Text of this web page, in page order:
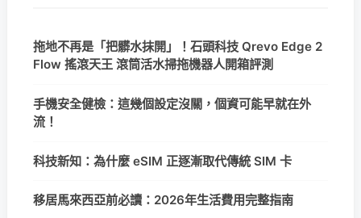
拖地不再是「把髒水抹開」！石頭科技 Qrevo Edge 2
Flow 搖滾天王 滾筒活水掃拖機器人開箱評測
手機安全健檢：這幾個設定沒關，個資可能早就在外
流！
科技新知：為什麼 eSIM 正逐漸取代傳統 SIM 卡
移居馬來西亞前必讀：2026年生活費用完整指南